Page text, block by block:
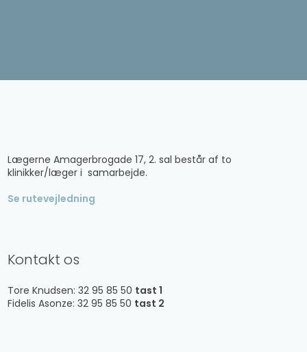
​Lægerne Amagerbrogade 17, 2. sal består af to
klinikker/læger i samarbejde.
Se rutevejledning
Kontakt os
Tore Knudsen: 32 95 85 50 tast 1
Fidelis Asonze: 32 95 85 50 tast 2